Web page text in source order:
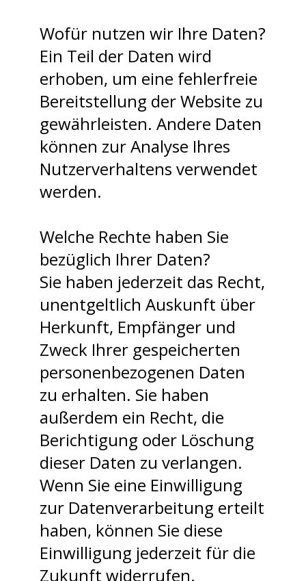
Wofür nutzen wir Ihre Daten?
Ein Teil der Daten wird
erhoben, um eine fehlerfreie
Bereitstellung der Website zu
gewährleisten. Andere Daten
können zur Analyse Ihres
Nutzerverhaltens verwendet
werden.
Welche Rechte haben Sie
bezüglich Ihrer Daten?
Sie haben jederzeit das Recht,
unentgeltlich Auskunft über
Herkunft, Empfänger und
Zweck Ihrer gespeicherten
personenbezogenen Daten
zu erhalten. Sie haben
außerdem ein Recht, die
Berichtigung oder Löschung
dieser Daten zu verlangen.
Wenn Sie eine Einwilligung
zur Datenverarbeitung erteilt
haben, können Sie diese
Einwilligung jederzeit für die
Zukunft widerrufen.